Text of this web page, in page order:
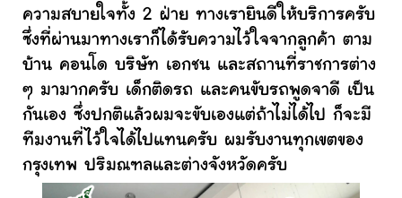
ความสบายใจทั้ง 2 ฝ่าย ทางเรายินดีให้บริการครับ
ซึ่งที่ผ่านมาทางเราก็ได้รับความไว้ใจจากลูกค้า ตาม
บ้าน คอนโด บริษัท เอกชน และสถานที่ราชการต่าง
ๆ มามากครับ เด็กติดรถ และคนขับรถพูดจาดี เป็น
กันเอง ซึ่งปกติแล้วผมจะขับเองแต่ถ้าไม่ได้ไป ก็จะมี
ทีมงานที่ไว้ใจได้ไปแทนครับ ผมรับงานทุกเขตของ
กรุงเทพ ปริมณฑลและต่างจังหวัดครับ